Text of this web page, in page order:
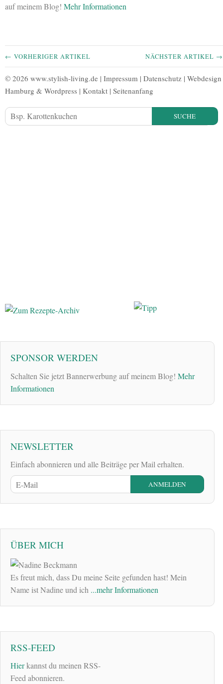
auf meinem Blog! Mehr Informationen
← VORHERIGER ARTIKEL NÄCHSTER ARTIKEL →
© 2026 www.stylish-living.de | Impressum | Datenschutz | Webdesign
Hamburg & Wordpress | Kontakt | Seitenanfang
SUCHE
SPONSOR WERDEN
Schalten Sie jetzt Bannerwerbung auf meinem Blog! Mehr
Informationen
NEWSLETTER
Einfach abonnieren und alle Beiträge per Mail erhalten.
ÜBER MICH
Es freut mich, dass Du meine Seite gefunden hast! Mein
Name ist Nadine und ich ...mehr Informationen
RSS-FEED
Hierkannst du meinen RSS-
Feed abonnieren.